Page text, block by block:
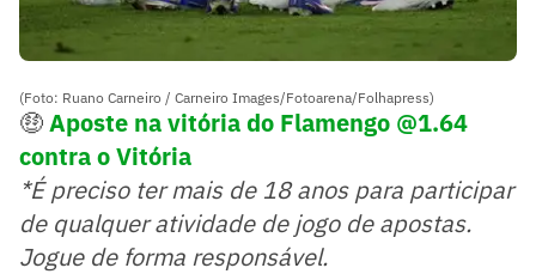
(Foto: Ruano Carneiro / Carneiro Images/Fotoarena/Folhapress)
🤑Aposte na vitória do Flamengo @1.64
contra o Vitória
*É preciso ter mais de 18 anos para participar
de qualquer atividade de jogo de apostas.
Jogue de forma responsável.